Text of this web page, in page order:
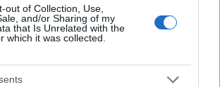
out of Collection, Use,
and/or Sharing of my
that Is Unrelated with the
which it was collected.